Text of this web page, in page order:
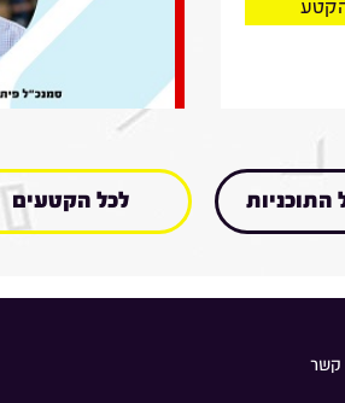
התוכניות לכל הקטעים
קשר